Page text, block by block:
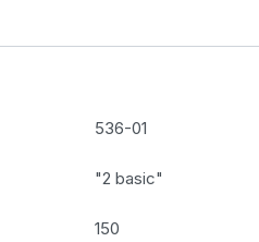
536-01
"2 basic"
150